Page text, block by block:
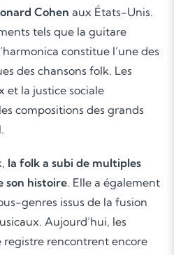
Cohen aux États-Unis.
tels que la guitare
constitue l’une des
des chansons folk. Les
et la justice sociale
compositions des grands
la folk a subi de multiples
son histoire. Elle a également
genres issus de la fusion
Aujourd’hui, les
registre rencontrent encore